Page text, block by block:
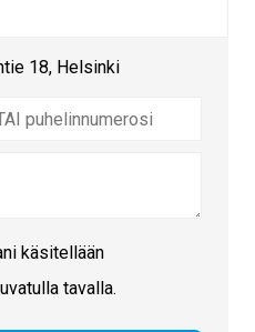
18, Helsinki
käsitellään
tavalla.